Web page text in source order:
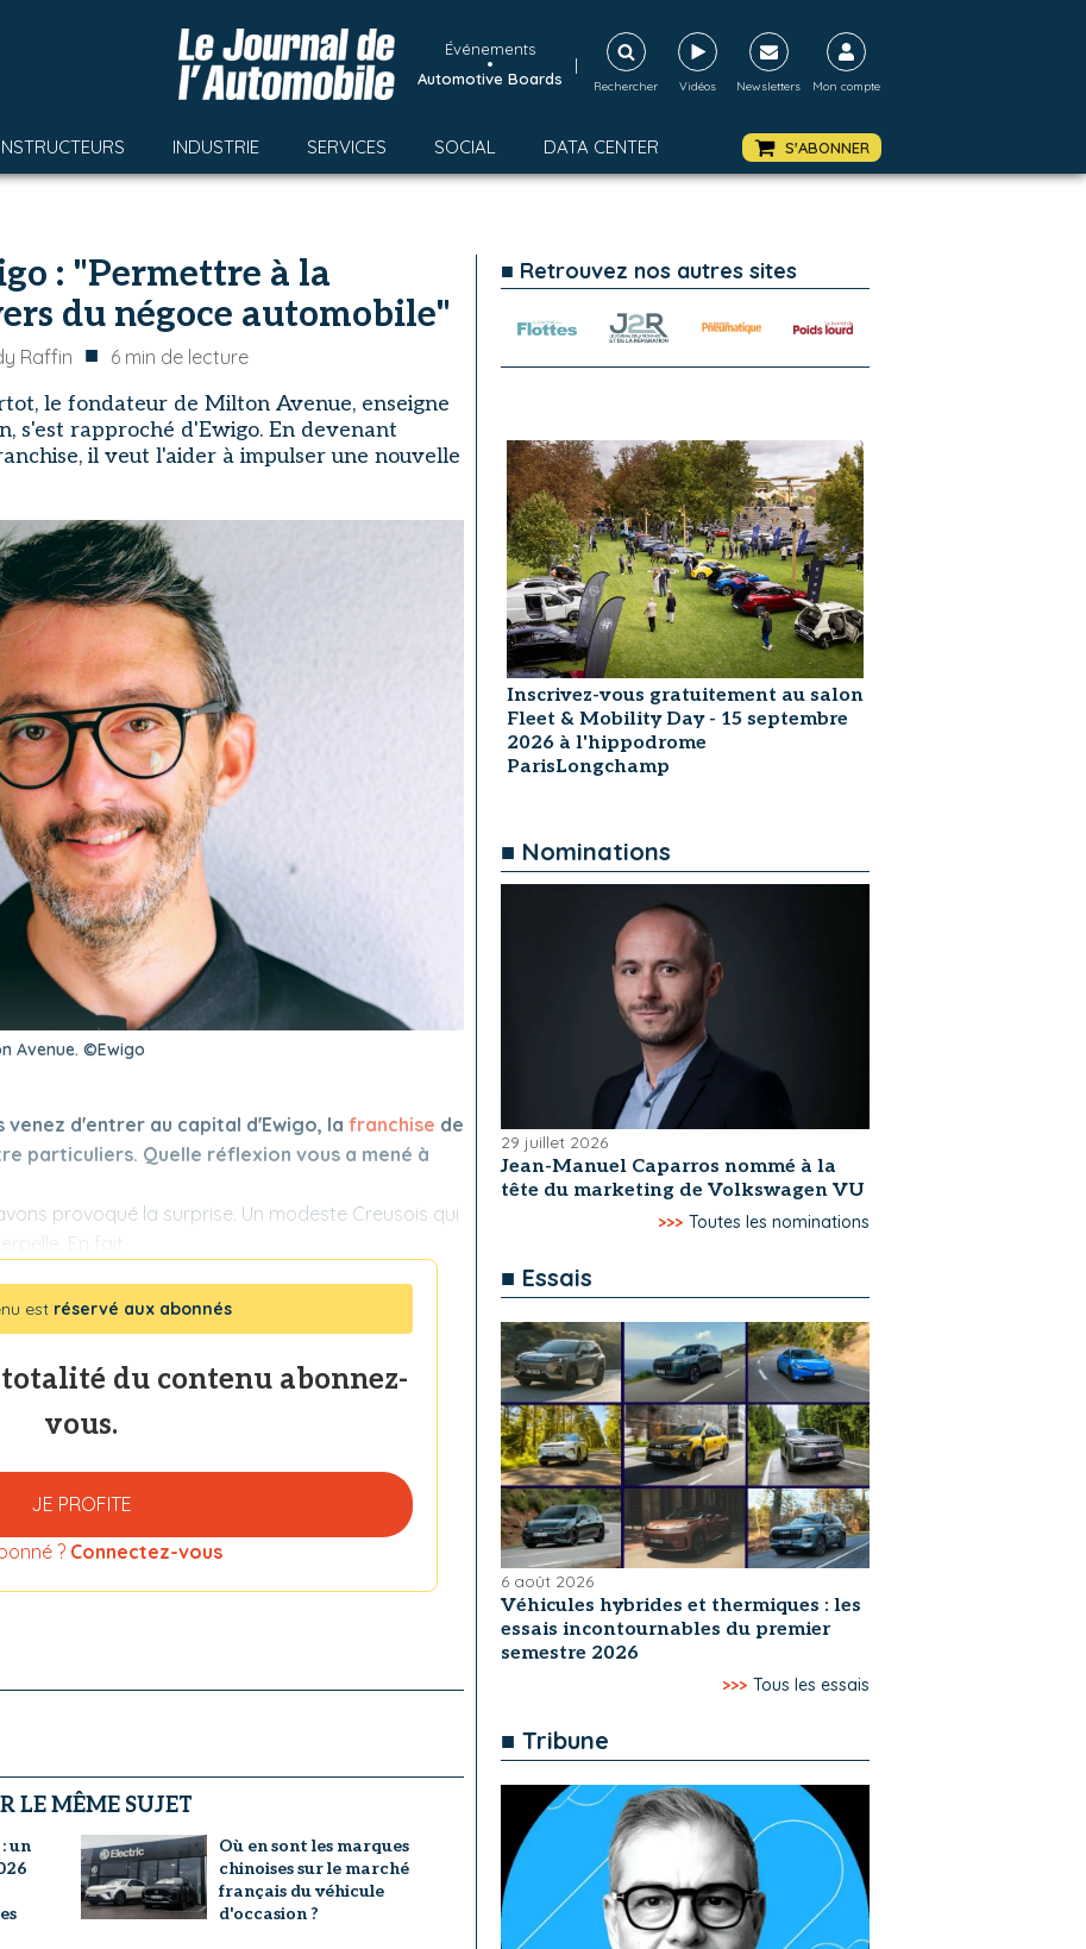
Événements
•
Automotive Boards
|
Rechercher Vidéos Newsletters Mon compte
INDUSTRIE SERVICES SOCIAL DATA CENTER S'ABONNER
: "Permettre à la
du négoce automobile"
Raffin ■ 6 min de lecture
le fondateur de Milton Avenue, enseigne
s'est rapproché d'Ewigo. En devenant
il veut l'aider à impulser une nouvelle
Avenue. ©Ewigo
venez d'entrer au capital d'Ewigo, la franchise de
particuliers. Quelle réflexion vous a mené à
provoqué la surprise. Un modeste Creusois qui
En fait,
est réservé aux abonnés
du contenu abonnez-
vous.
JE PROFITE
? Connectez-vous
LE MÊME SUJET
un
Où en sont les marques
chinoises sur le marché
français du véhicule
d'occasion ?
■ Retrouvez nos autres sites
Inscrivez-vous gratuitement au salon
Fleet & Mobility Day - 15 septembre
2026 à l'hippodrome
ParisLongchamp
■ Nominations
29 juillet 2026
Jean-Manuel Caparros nommé à la
tête du marketing de Volkswagen VU
>>> Toutes les nominations
■ Essais
6 août 2026
Véhicules hybrides et thermiques : les
essais incontournables du premier
semestre 2026
>>> Tous les essais
■ Tribune